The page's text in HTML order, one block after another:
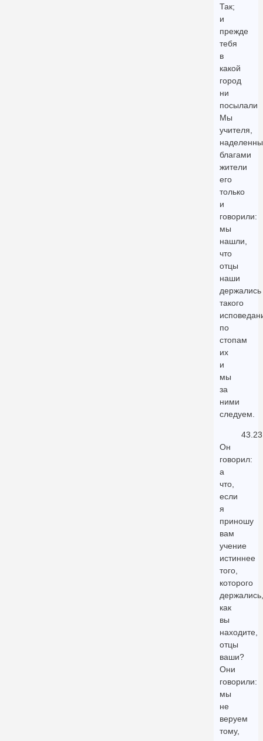
Так;
и
прежде
тебя
в
какой
город
ни
посылали
Мы
учителя,
благами
жители
его
только
и
говорили:
мы
нашли,
что
отцы
наши
держались
такого
по
стопам
их
и
мы
за
ними
следуем.
43.23
Он
говорил:
а
что,
если
я
приношу
вам
учение
истиннее
того,
которого
держались,
как
вы
находите,
отцы
ваши?
Они
говорили:
мы
не
веруем
тому,